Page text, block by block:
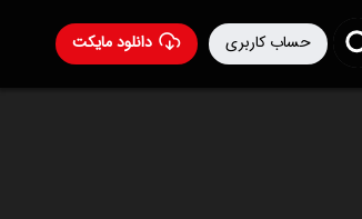
دانلود مایکت حساب کاربری